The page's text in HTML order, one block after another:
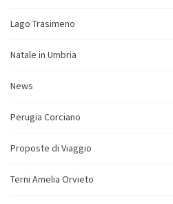
Lago Trasimeno
Natale in Umbria
News
Perugia Corciano
Proposte di Viaggio
Terni Amelia Orvieto